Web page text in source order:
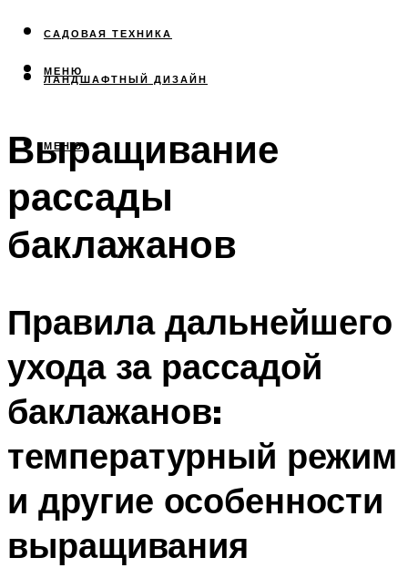
САДОВАЯ ТЕХНИКА
ЛАНДШАФТНЫЙ ДИЗАЙН
МЕНЮ
МЕНЮ
Выращивание
рассады
баклажанов
Правила дальнейшего
ухода за рассадой
баклажанов:
температурный режим
и другие особенности
выращивания